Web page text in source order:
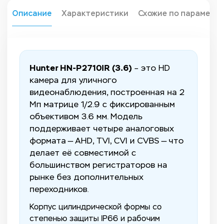
Описание Характеристики Схожие по
Hunter HN-P2710IR (3.6) – это HD
камера для уличного
видеонаблюдения, построенная на 2
Мп матрице 1/2.9 с фиксированным
объективом 3.6 мм. Модель
поддерживает четыре аналоговых
формата — AHD, TVI, CVI и CVBS — что
делает её совместимой с
большинством регистраторов на
рынке без дополнительных
переходников.
Корпус цилиндрической формы со
степенью защиты IP66 и рабочим